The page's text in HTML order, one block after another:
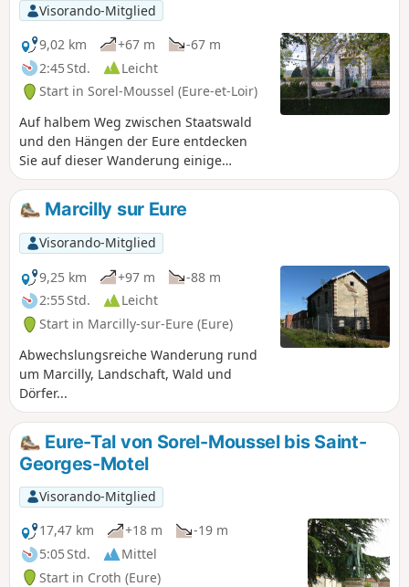
Visorando-Mitglied
9,02 km
+67 m
-67 m
2:45 Std.
Leicht
Start in Sorel-Moussel (Eure-et-Loir)
Auf halbem Weg zwischen Staatswald
und den Hängen der Eure entdecken
Sie auf dieser Wanderung einige
bemerkenswerte Orte im Schatten der
Eichen und die Kühle der Ufer. Sie
wandern am Schloss entlang und
durchqueren das alte Sorel, um dann
auf der ehemaligen Eisenbahnstrecke
(Voie Verte) nach Marcilly-sur-Eure zu
gelangen.
Marcilly sur Eure
Visorando-Mitglied
9,25 km
+97 m
-88 m
2:55 Std.
Leicht
Start in Marcilly-sur-Eure (Eure)
Abwechslungsreiche Wanderung rund
um Marcilly, Landschaft, Wald und
Dörfer...
Eure-Tal von Sorel-Moussel bis Saint-
Georges-Motel
Visorando-Mitglied
17,47 km
+18 m
-19 m
5:05 Std.
Mittel
Start in Croth (Eure)